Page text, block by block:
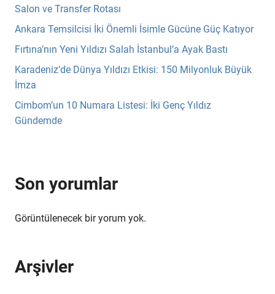
Salon ve Transfer Rotası
Ankara Temsilcisi İki Önemli İsimle Gücüne Güç Katıyor
Fırtına’nın Yeni Yıldızı Salah İstanbul’a Ayak Bastı
Karadeniz’de Dünya Yıldızı Etkisi: 150 Milyonluk Büyük
İmza
Cimbom’un 10 Numara Listesi: İki Genç Yıldız
Gündemde
Son yorumlar
Görüntülenecek bir yorum yok.
Arşivler